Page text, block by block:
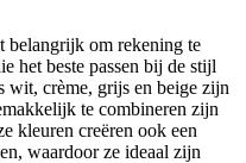
belangrijk om rekening te
het beste passen bij de stijl
wit, crème, grijs en beige zijn
te combineren zijn
kleuren creëren ook een
waardoor ze ideaal zijn